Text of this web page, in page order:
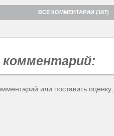
ВСЕ КОММЕНТАРИИ (187)
или поставить